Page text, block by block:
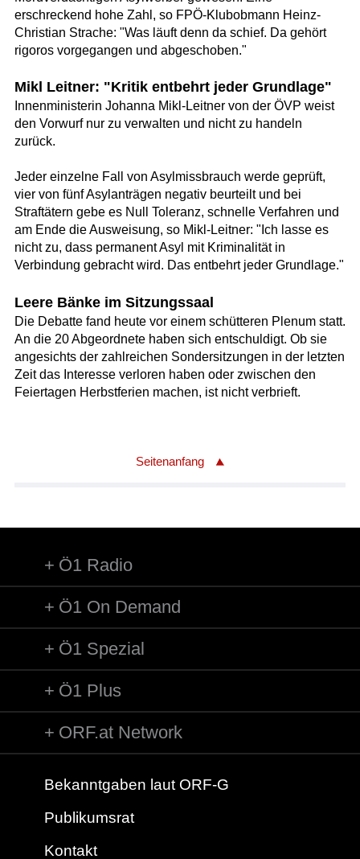
erschreckend hohe Zahl, so FPÖ-Klubobmann Heinz-
Christian Strache: "Was läuft denn da schief. Da gehört
rigoros vorgegangen und abgeschoben."
Mikl Leitner: "Kritik entbehrt jeder Grundlage"
Innenministerin Johanna Mikl-Leitner von der ÖVP weist
den Vorwurf nur zu verwalten und nicht zu handeln
zurück.
Jeder einzelne Fall von Asylmissbrauch werde geprüft,
vier von fünf Asylanträgen negativ beurteilt und bei
Straftätern gebe es Null Toleranz, schnelle Verfahren und
am Ende die Ausweisung, so Mikl-Leitner: "Ich lasse es
nicht zu, dass permanent Asyl mit Kriminalität in
Verbindung gebracht wird. Das entbehrt jeder Grundlage."
Leere Bänke im Sitzungssaal
Die Debatte fand heute vor einem schütteren Plenum statt.
An die 20 Abgeordnete haben sich entschuldigt. Ob sie
angesichts der zahlreichen Sondersitzungen in der letzten
Zeit das Interesse verloren haben oder zwischen den
Feiertagen Herbstferien machen, ist nicht verbrieft.
Seitenanfang
Ö1 Radio
Ö1 On Demand
Ö1 Spezial
Ö1 Plus
ORF.at Network
Bekanntgaben laut ORF-G
Publikumsrat
Kontakt